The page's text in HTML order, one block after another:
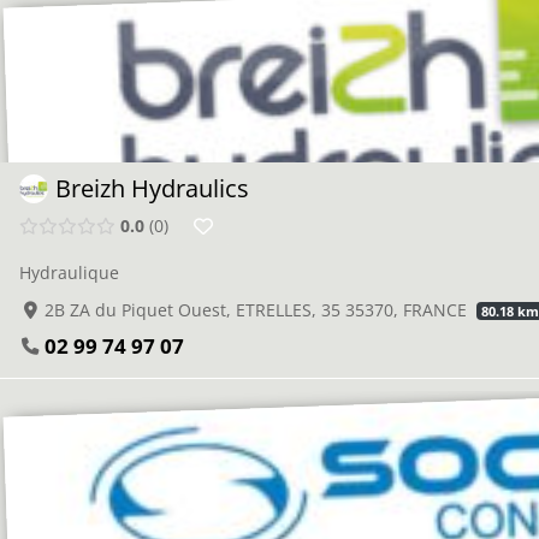
Breizh Hydraulics
0.0 0
Hydraulique
2B ZA du Piquet Ouest, ETRELLES, 35 35370, FRANCE
80.18 km
02 99 74 97 07